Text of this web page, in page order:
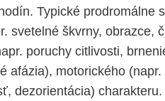
Typické prodromálne
svetelné škvrny, obrazce,
poruchy citlivosti,
afázia), motorického
dezorientácia)